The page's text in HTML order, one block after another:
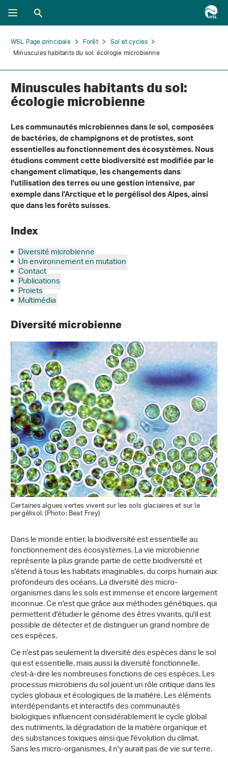
WSL Page principale Forêt
Sol et cycles
Minuscules habitants du sol: écologie microbienne
Minuscules habitants du sol:
écologie microbienne
Les communautés microbiennes dans le sol, composées
de bactéries, de champignons et de protistes, sont
essentielles au fonctionnement des écosystèmes. Nous
étudions comment cette biodiversité est modifiée par le
changement climatique, les changements dans
l'utilisation des terres ou une gestion intensive, par
exemple dans l'Arctique et le pergélisol des Alpes, ainsi
que dans les forêts suisses.
Index
Diversité microbienne
Un environnement en mutation
Contact
Publications
Projets
Multimédia
Diversité microbienne
Certaines algues vertes vivent sur les sols glaciaires et sur le
pergélisol. (Photo: Beat Frey)
Dans le monde entier, la biodiversité est essentielle au
fonctionnement des écosystèmes. La vie microbienne
représente la plus grande partie de cette biodiversité et
s'étend à tous les habitats imaginables, du corps humain aux
profondeurs des océans. La diversité des micro-
organismes dans les sols est immense et encore largement
inconnue. Ce n'est que grâce aux méthodes génétiques, qui
permettent d'étudier le génome des êtres vivants, qu'il est
possible de détecter et de distinguer un grand nombre de
ces espèces.
Ce n'est pas seulement la diversité des espèces dans le sol
qui est essentielle, mais aussi la diversité fonctionnelle,
c'est-à-dire les nombreuses fonctions de ces espèces. Les
processus microbiens du sol jouent un rôle critique dans les
cycles globaux et écologiques de la matière. Les éléments
interdépendants et interactifs des communautés
biologiques influencent considérablement le cycle global
des nutriments, la dégradation de la matière organique et
des substances toxiques ainsi que l'évolution du climat.
Sans les micro-organismes, il n'y aurait pas de vie sur terre.